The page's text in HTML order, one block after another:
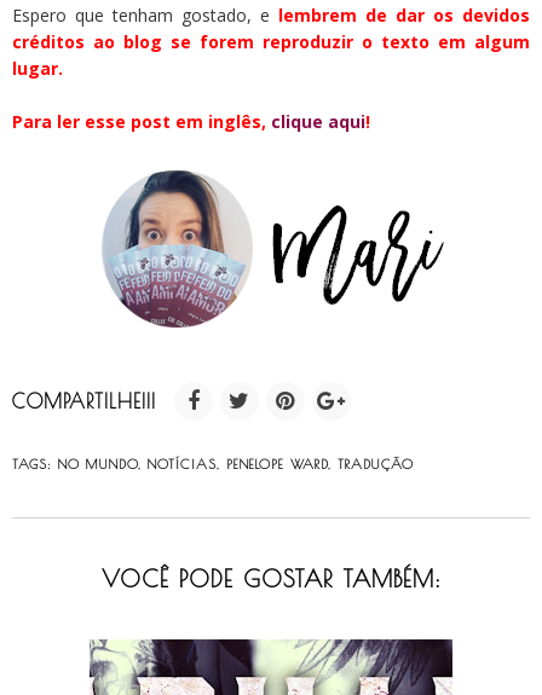
Espero que tenham gostado, e lembrem de dar os devidos
créditos ao blog se forem reproduzir o texto em algum
lugar.
Para ler esse post em inglês, clique aqui!
COMPARTILHE!!!
TAGS: NO MUNDO NOTÍCIAS PENELOPE WARD TRADUÇÃO
VOCÊ PODE GOSTAR TAMBÉM: